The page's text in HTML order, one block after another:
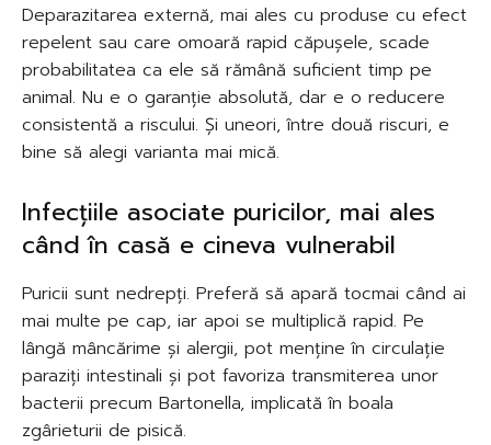
Deparazitarea externă, mai ales cu produse cu efect
repelent sau care omoară rapid căpușele, scade
probabilitatea ca ele să rămână suficient timp pe
animal. Nu e o garanție absolută, dar e o reducere
consistentă a riscului. Și uneori, între două riscuri, e
bine să alegi varianta mai mică.
Infecțiile asociate puricilor, mai ales
când în casă e cineva vulnerabil
Puricii sunt nedrepți. Preferă să apară tocmai când ai
mai multe pe cap, iar apoi se multiplică rapid. Pe
lângă mâncărime și alergii, pot menține în circulație
paraziți intestinali și pot favoriza transmiterea unor
bacterii precum Bartonella, implicată în boala
zgârieturii de pisică.